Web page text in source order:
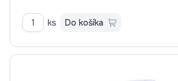
ks Do košíka